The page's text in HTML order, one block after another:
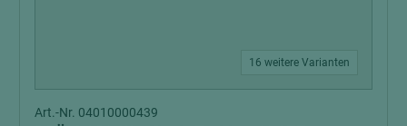
16 weitere Varianten
Art.-Nr. 04010000439